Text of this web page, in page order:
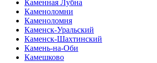
Каменная Лубна
Каменоломни
Каменоломня
Каменск-Уральский
Каменск-Шахтинский
Камень-на-Оби
Камешково